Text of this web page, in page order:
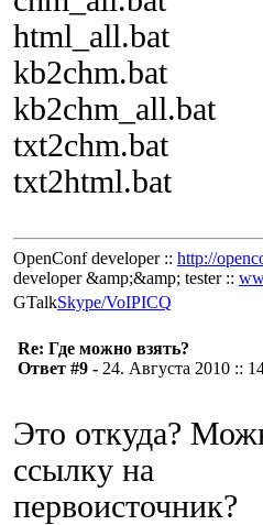
html_all.bat
kb2chm.bat
kb2chm_all.bat
txt2chm.bat
txt2html.bat
OpenConf developer :: http://
developer &amp;&amp; tester ::
GTalkSkype/VoIPICQ
Re: Где можно взять?
Ответ #9 - 24. Августа 2010 ::
Это откуда?
ссылку на
первоисточник?